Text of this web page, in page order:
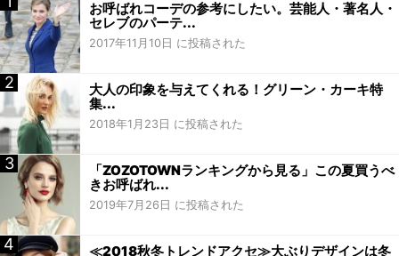
お呼ばれコーデの参考にしたい。芸能人・著名人・
セレブのパーテ...
2017年11月10日 に投稿された
大人の印象を与えてくれる！グリーン・カーキ特
集...
2018年1月23日 に投稿された
「ZOZOTOWNランキングから見る」この夏買うべ
きお呼ばれ...
2019年7月26日 に投稿された
≪2018秋冬トレンドアクセ≫大ぶりデザインは冬